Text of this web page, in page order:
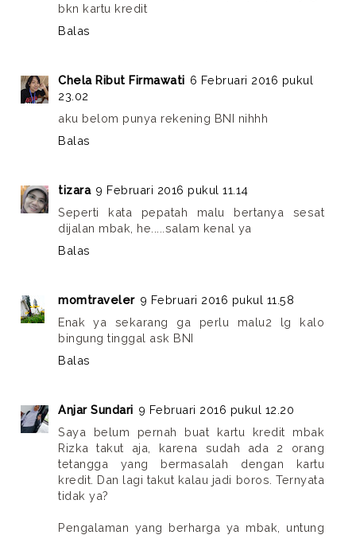
bkn kartu kredit
Balas
Chela Ribut Firmawati 6 Februari 2016 pukul
23.02
aku belom punya rekening BNI nihhh
Balas
tizara 9 Februari 2016 pukul 11.14
Seperti kata pepatah malu bertanya sesat
dijalan mbak, he.....salam kenal ya
Balas
momtraveler 9 Februari 2016 pukul 11.58
Enak ya sekarang ga perlu malu2 lg kalo
bingung tinggal ask BNI
Balas
Anjar Sundari 9 Februari 2016 pukul 12.20
Saya belum pernah buat kartu kredit mbak
Rizka takut aja, karena sudah ada 2 orang
tetangga yang bermasalah dengan kartu
kredit. Dan lagi takut kalau jadi boros. Ternyata
tidak ya?
Pengalaman yang berharga ya mbak, untung